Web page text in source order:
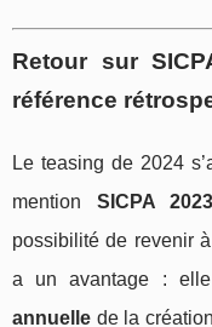
Retour sur
référence
Le teasing de 2024
mention SICPA
possibilité de revenir
a un avantage : elle
annuelle de la